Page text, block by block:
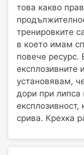
това какво
тренировките
в което имам
повече ресурс.
експлозивните
установявам,
дори при липса
срива. Крехка